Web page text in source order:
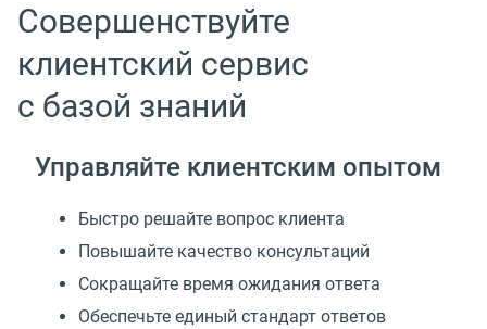
Совершенствуйте
клиентский сервис
с базой знаний
Управляйте клиентским опытом
Быстро решайте вопрос клиента
Повышайте качество консультаций
Сокращайте время ожидания ответа
Обеспечьте единый стандарт ответов